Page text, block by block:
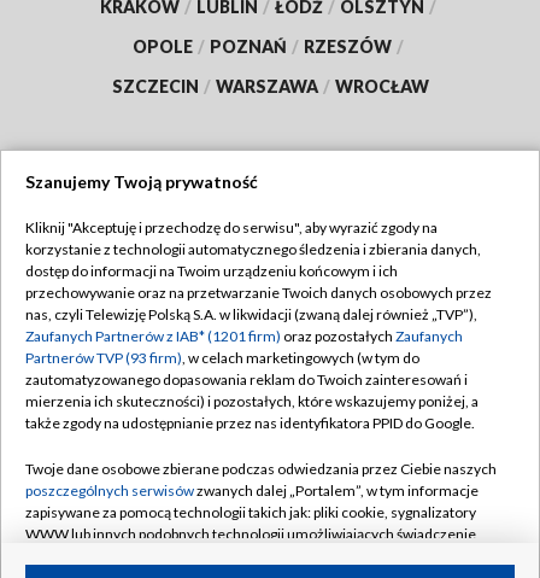
KRAKÓW / LUBLIN / ŁÓDŹ / OLSZTYN /
OPOLE / POZNAŃ / RZESZÓW /
SZCZECIN / WARSZAWA / WROCŁAW
TVP
Abonament TVP
Emisja w TVP
Centrum informacji TVP
Naziemna Telewizja Cyfrowa
Rada Programowa
System NOS
Informacje o nadawcy
Regulamin TVP
Polityka prywatności
Moje zgody
Pomoc
Kontakt
Kanały
Szanujemy Twoją prywatność
Kliknij "Akceptuję i przechodzę do serwisu", aby wyrazić zgody na
korzystanie z technologii automatycznego śledzenia i zbierania danych,
dostęp do informacji na Twoim urządzeniu końcowym i ich
przechowywanie oraz na przetwarzanie Twoich danych osobowych przez
nas, czyli Telewizję Polską S.A. w likwidacji (zwaną dalej również „TVP”),
Zaufanych Partnerów z IAB* (1201 firm) oraz pozostałych Zaufanych
Partnerów TVP (93 firm), w celach marketingowych (w tym do
zautomatyzowanego dopasowania reklam do Twoich zainteresowań i
mierzenia ich skuteczności) i pozostałych, które wskazujemy poniżej, a
także zgody na udostępnianie przez nas identyfikatora PPID do Google.
Twoje dane osobowe zbierane podczas odwiedzania przez Ciebie naszych
poszczególnych serwisówzwanych dalej „Portalem”, w tym informacje
zapisywane za pomocą technologii takich jak: pliki cookie, sygnalizatory
WWW lub innych podobnych technologii umożliwiających świadczenie